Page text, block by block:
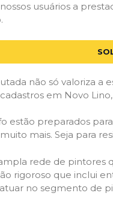
usuários a
não só valoriza a
cadastros em Novo
estão preparados
mais. Seja para
rede de pintores
rigoroso que inclui
no segmento de